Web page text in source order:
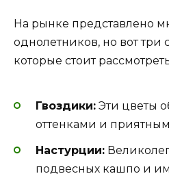
На рынке представлено
однолетников, но вот три
которые стоит
Гвоздики: Эти цветы
оттенками и
Настурции:
подвесных кашпо и